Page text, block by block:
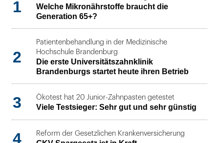
1
Welche Mikronährstoffe braucht die
Generation 65+?
2
Patientenbehandlung in der Medizinische
Hochschule Brandenburg
Die erste Universitätszahnklinik
Brandenburgs startet heute ihren Betrieb
3 Ökotest hat 20 Junior-Zahnpasten getestet
Viele Testsieger: Sehr gut und sehr günstig
4 Reform der Gesetzlichen Krankenversicherung